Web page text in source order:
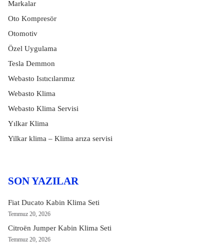
Markalar
Oto Kompresör
Otomotiv
Özel Uygulama
Tesla Demmon
Webasto Isıtıcılarımız
Webasto Klima
Webasto Klima Servisi
Yılkar Klima
Yilkar klima – Klima arıza servisi
SON YAZILAR
Fiat Ducato Kabin Klima Seti
Temmuz 20, 2026
Citroën Jumper Kabin Klima Seti
Temmuz 20, 2026